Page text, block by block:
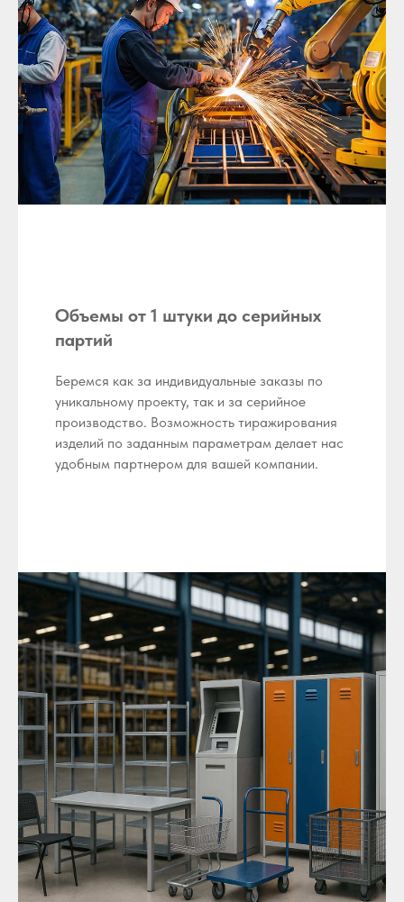
Объемы от 1 штуки до серийных
партий
Беремся как за индивидуальные заказы по
уникальному проекту, так и за серийное
производство. Возможность тиражирования
изделий по заданным параметрам делает нас
удобным партнером для вашей компании.